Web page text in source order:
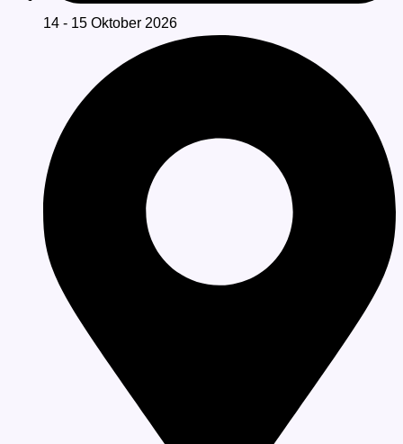
14 - 15 Oktober 2026